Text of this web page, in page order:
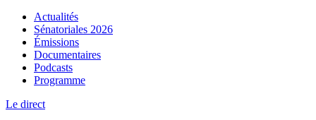
Actualités
Sénatoriales 2026
Émissions
Documentaires
Podcasts
Programme
Le direct